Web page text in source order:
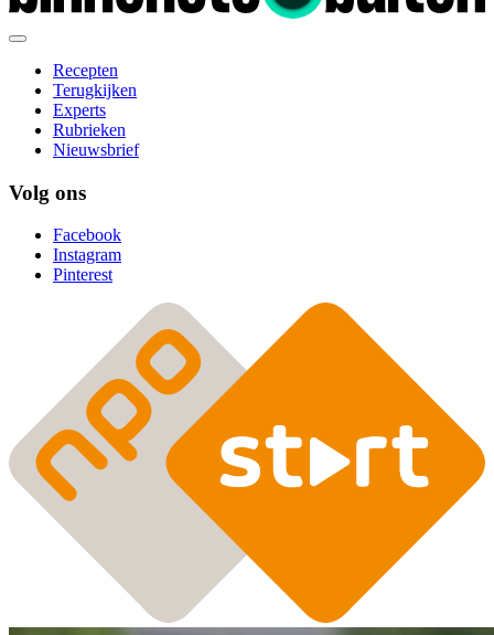
Recepten
Terugkijken
Experts
Rubrieken
Nieuwsbrief
Volg ons
Facebook
Instagram
Pinterest